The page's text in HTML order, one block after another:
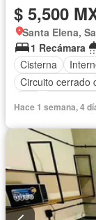
$ 5,500
Santa Elena,
1 Recámara
Cisterna
Circuito cerrado
Hace 1 semana, 4